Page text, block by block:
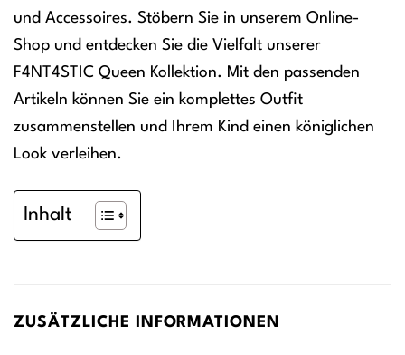
und Accessoires. Stöbern Sie in unserem Online-
Shop und entdecken Sie die Vielfalt unserer
F4NT4STIC Queen Kollektion. Mit den passenden
Artikeln können Sie ein komplettes Outfit
zusammenstellen und Ihrem Kind einen königlichen
Look verleihen.
Inhalt
ZUSÄTZLICHE INFORMATIONEN